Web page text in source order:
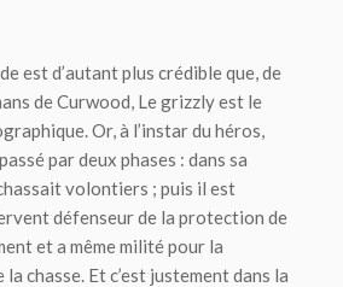
est d’autant plus crédible que, de
de Curwood, Le grizzlyest le
Or, à l’instar du héros,
par deux phases : dans sa
volontiers ; puis il est
défenseur de la protection de
et a même milité pour la
chasse. Et c’est justement dans la